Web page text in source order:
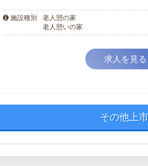
施設種別
老人憩の家
老人憩いの家
求人を見る
その他上